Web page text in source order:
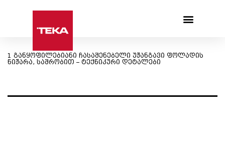
1 განყოფილებიანი ჩასაშენებელი უჟანგავი ფოლადის
ნიჟარა, საშრობით – ტექნიკური დეტალები